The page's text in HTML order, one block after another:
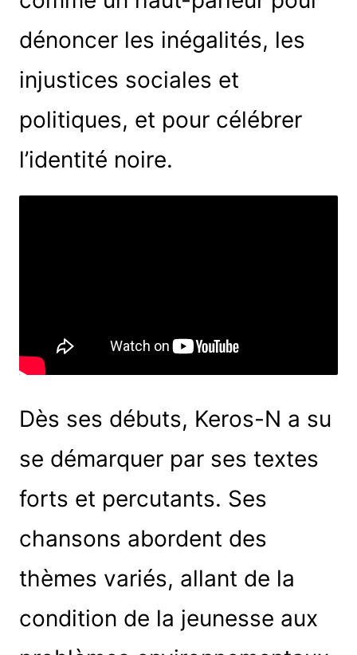
dénoncer les inégalités, les
injustices sociales et
politiques, et pour célébrer
l’identité noire.
Dès ses débuts, Keros-N a su
se démarquer par ses textes
forts et percutants. Ses
chansons abordent des
thèmes variés, allant de la
condition de la jeunesse aux